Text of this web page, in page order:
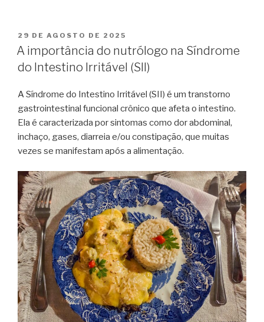
29 DE AGOSTO DE 2025
A importância do nutrólogo na Síndrome
do Intestino Irritável (SII)
A Síndrome do Intestino Irritável (SII) é um transtorno
gastrointestinal funcional crônico que afeta o intestino.
Ela é caracterizada por sintomas como dor abdominal,
inchaço, gases, diarreia e/ou constipação, que muitas
vezes se manifestam após a alimentação.